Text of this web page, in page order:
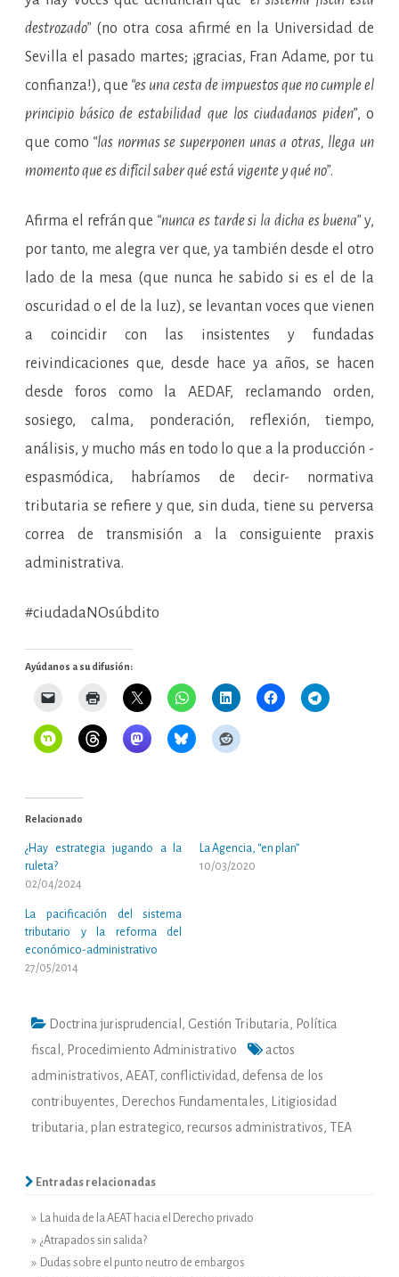
destrozado”(no otra cosa afirmé en la Universidad de
Sevilla el pasado martes; ¡gracias, Fran Adame, por tu
confianza!), que “es una cesta de impuestos que no cumple el
principio básico de estabilidad que los ciudadanos piden”, o
que como “las normas se superponen unas a otras, llega un
momento que es difícil saber qué está vigente y qué no”.
Afirma el refrán que “nunca es tarde si la dicha es buena”y,
por tanto, me alegra ver que, ya también desde el otro
lado de la mesa (que nunca he sabido si es el de la
oscuridad o el de la luz), se levantan voces que vienen
a coincidir con las insistentes y fundadas
reivindicaciones que, desde hace ya años, se hacen
desde foros como la AEDAF, reclamando orden,
sosiego, calma, ponderación, reflexión, tiempo,
análisis, y mucho más en todo lo que a la producción -
espasmódica, habríamos de decir- normativa
tributaria se refiere y que, sin duda, tiene su perversa
correa de transmisión a la consiguiente praxis
administrativa.
#ciudadaNOsúbdito
Ayúdanos a su difusión:
Relacionado
¿Hay estrategia jugando a la
ruleta?
02/04/2024
La Agencia, “en plan”
10/03/2020
La pacificación del sistema
tributario y la reforma del
económico-administrativo
27/05/2014
Doctrina jurisprudencial , Gestión Tributaria , Política
fiscal , Procedimiento Administrativo
actos
administrativos, AEAT, conflictividad , defensa de los
contribuyentes, Derechos Fundamentales,
Litigiosidad
tributaria , plan estrategico, recursos administrativos, TEA
Entradas relacionadas
» La huida de la AEAT hacia el Derecho privado
» ¿Atrapados sin salida?
» Dudas sobre el punto neutro de embargos